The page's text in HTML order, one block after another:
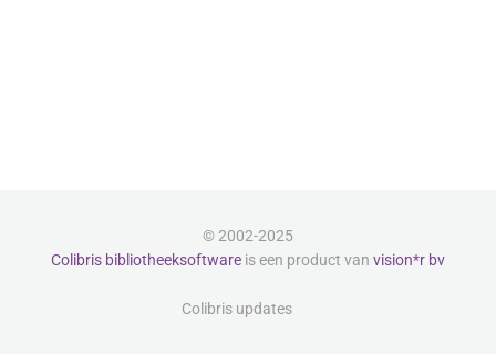
© 2002-2025
Colibris bibliotheeksoftware is een product van vision*r bv
Colibris updates